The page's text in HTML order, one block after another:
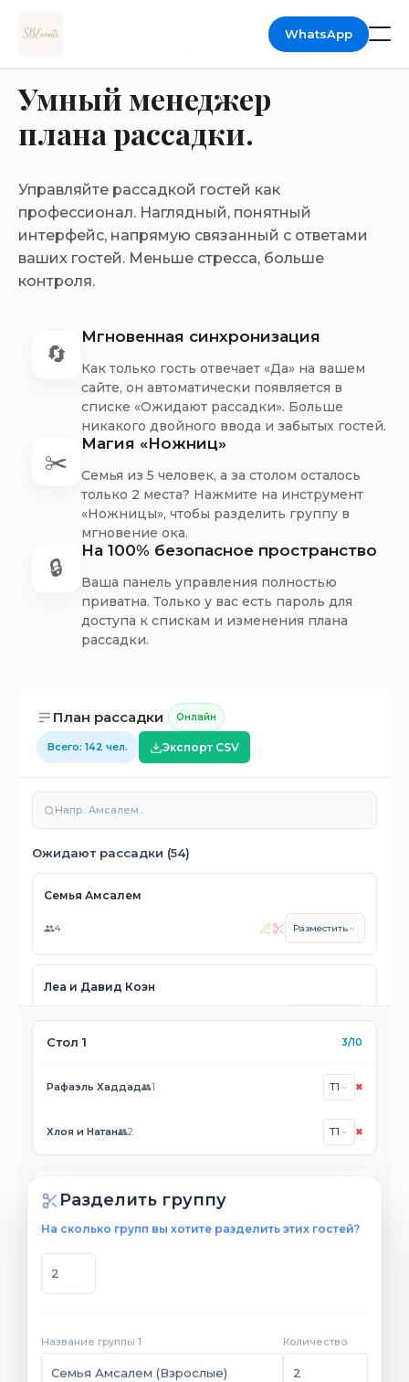
WhatsApp
НАШИ РАБОТЫ
🪑 ПЛАН РАССАДКИ
🎙️ КНИГА ПОЖЕЛАНИЙ
ТАРИФЫ
FRENESITHE
План рассадки Онлайн
Всего: 142 чел. Экспорт CSV
Напр.: Амсалем...
Ожидают рассадки (54)
Семья Амсалем
4 Разместить
Леа и Давид Коэн
2 Разместить
Стол 1 3/10
Рафаэль Хаддад👥1 T1 ✖
Хлоя и Натан👥2 T1 ✖
Стол 2
Разделить группу
На сколько групп вы хотите разделить этих гостей?
2
Название группы 1
Семья Амсалем (Взрослые)
Количество
2
ЗАБУДЬТЕ О ТАБЛИЦАХ EXCEL
Умный менеджер
плана рассадки.
Управляйте рассадкой гостей как
профессионал. Наглядный, понятный
интерфейс, напрямую связанный с ответами
ваших гостей. Меньше стресса, больше
контроля.
🔄
Мгновенная синхронизация
Как только гость отвечает «Да» на вашем
сайте, он автоматически появляется в
списке «Ожидают рассадки». Больше
никакого двойного ввода и забытых гостей.
✂️
Магия «Ножниц»
Семья из 5 человек, а за столом осталось
только 2 места? Нажмите на инструмент
«Ножницы», чтобы разделить группу в
мгновение ока.
🔒
На 100% безопасное пространство
Ваша панель управления полностью
приватна. Только у вас есть пароль для
доступа к спискам и изменения плана
рассадки.